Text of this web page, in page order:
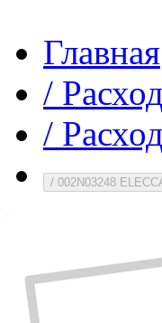
Главная
/
/
/ 002N03248